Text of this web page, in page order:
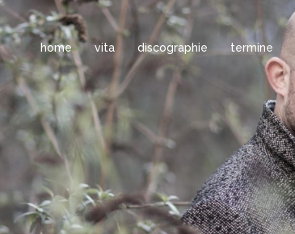
home vita discographie termine